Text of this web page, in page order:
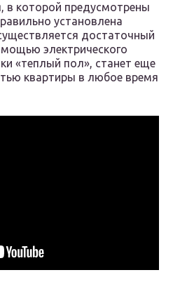
в которой предусмотрены
установлена
достаточный
электрического
«теплый пол», станет еще
квартиры в любое время